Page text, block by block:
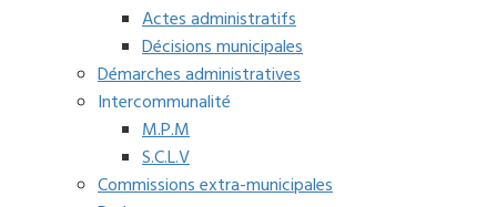
Actes administratifs
Décisions municipales
Démarches administratives
Intercommunalité
M.P.M
S.C.L.V
Commissions extra-municipales